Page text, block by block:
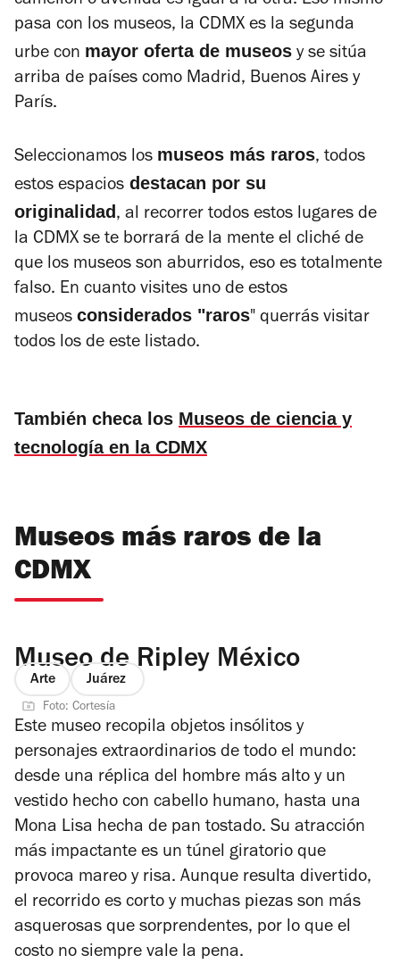
pasa con los museos, la CDMX es la segunda
urbe con mayor oferta de museos y se sitúa
arriba de países como Madrid, Buenos Aires y
París.
Seleccionamos los museos más raros, todos
estos espacios destacan por su
originalidad, al recorrer todos estos lugares de
la CDMX se te borrará de la mente el cliché de
que los museos son aburridos, eso es totalmente
falso. En cuanto visites uno de estos
museos considerados "raros" querrás visitar
todos los de este listado.
También checa los Museos de ciencia y
tecnología en la CDMX
Museos más raros de la
CDMX
Museo de Ripley México
Arte Juárez
Foto: Cortesía
Este museo recopila objetos insólitos y
personajes extraordinarios de todo el mundo:
desde una réplica del hombre más alto y un
vestido hecho con cabello humano, hasta una
Mona Lisa hecha de pan tostado. Su atracción
más impactante es un túnel giratorio que
provoca mareo y risa. Aunque resulta divertido,
el recorrido es corto y muchas piezas son más
asquerosas que sorprendentes, por lo que el
costo no siempre vale la pena.